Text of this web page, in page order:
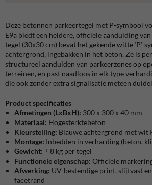
Deze betonnen parkeertegel met P-symbool
E9a biedt een heldere, officiële aanduiding
tegel (30x30 cm) bevat het gekende witte ‘P’-
achtergrond, ingebakken in het beton. Ze is
structureel aanduiden van parkeerzones op
terreinen, en past naadloos in elk type
die ook zonder extra signalisatie meteen
Product specificaties
Afmetingen (LxBxH): 300 x 300 x 40 mm
Materiaal: Hogesterktebeton
Kleurstelling: Blauwe achtergrond met wit
Montage: Inbedden in verharding (beton,
Gewicht: ± 8 kg per tegel
Functionele eigenschap: Officiële
Afwerking: UV-bestendige print, slijtvast
facetrand